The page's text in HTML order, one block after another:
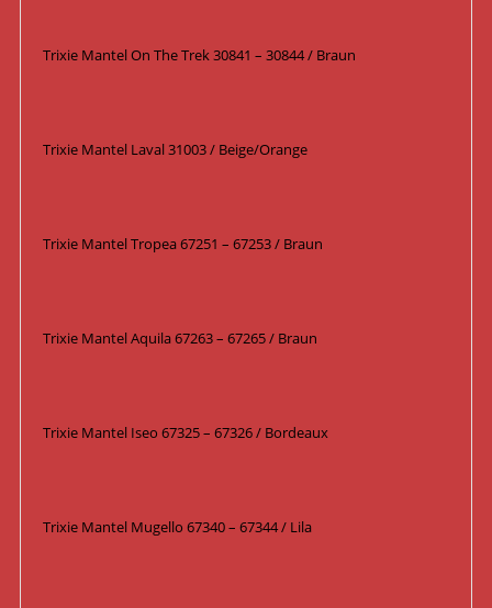
Trixie Mantel On The Trek 30841 – 30844 / Braun
Trixie Mantel Laval 31003 / Beige/Orange
Trixie Mantel Tropea 67251 – 67253 / Braun
Trixie Mantel Aquila 67263 – 67265 / Braun
Trixie Mantel Iseo 67325 – 67326 / Bordeaux
Trixie Mantel Mugello 67340 – 67344 / Lila